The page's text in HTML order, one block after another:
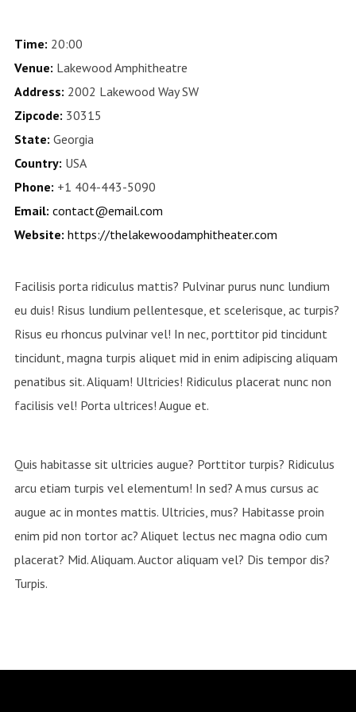
Time: 20:00
Venue: Lakewood Amphitheatre
Address: 2002 Lakewood Way SW
Zipcode: 30315
State: Georgia
Country: USA
Phone: +1 404-443-5090
Email: contact@email.com
Website: https://thelakewoodamphitheater.com
Facilisis porta ridiculus mattis? Pulvinar purus nunc lundium
eu duis! Risus lundium pellentesque, et scelerisque, ac turpis?
Risus eu rhoncus pulvinar vel! In nec, porttitor pid tincidunt
tincidunt, magna turpis aliquet mid in enim adipiscing aliquam
penatibus sit. Aliquam! Ultricies! Ridiculus placerat nunc non
facilisis vel! Porta ultrices! Augue et.
Quis habitasse sit ultricies augue? Porttitor turpis? Ridiculus
arcu etiam turpis vel elementum! In sed? A mus cursus ac
augue ac in montes mattis. Ultricies, mus? Habitasse proin
enim pid non tortor ac? Aliquet lectus nec magna odio cum
placerat? Mid. Aliquam. Auctor aliquam vel? Dis tempor dis?
Turpis.